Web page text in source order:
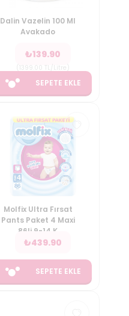
Dalin Vazelin 100 Ml
Avakado
₺139.90
SEPETE EKLE
Molfix Ultra Fırsat
Pants Paket 4 Maxi
86li 9-14 K
₺439.90
SEPETE EKLE